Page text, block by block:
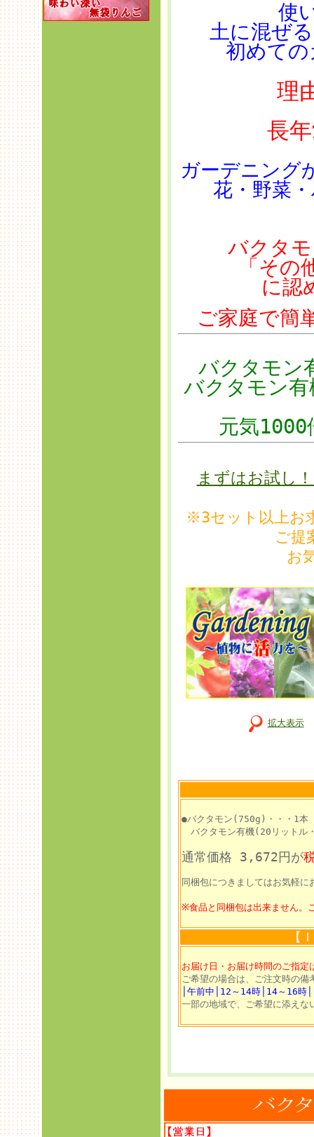
使
土に混ぜ
初めて
理
長
ガーデニング
花・野菜
バクタ
「そ
に認
ご家庭で簡
バクタモン
バクタモン
元気
まずはお試し
※3セット以上お
ご提
お
拡大表示
●バクタモン(750g)・・・1
バクタモン有機(20リット
通常価格 3,672円が
同梱包につきましてはお気軽に
※食品と同梱包は出来ません。
【
お届け日・お届け時間のご指定
ご希望の場合は、ご注文時の備
│午前中│12～14時│14～16
一部の地域で、ご希望に添えな